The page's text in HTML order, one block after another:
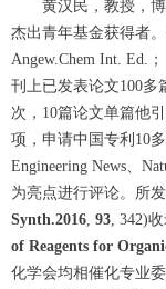
黄汉民，教授，
杰出青年基金获得者
Angew.Chem Int. Ed.
；
刊上已发表论文100多
次， 10篇论文单篇他
项 ， 申请中国专利 10
Engineering News
为亮点进行评论。 所
Synth.2016 93 , 342)
of Reagents for
化学会均相催化专业